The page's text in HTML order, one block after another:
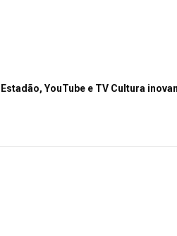
Estadão, YouTube e TV Cultura